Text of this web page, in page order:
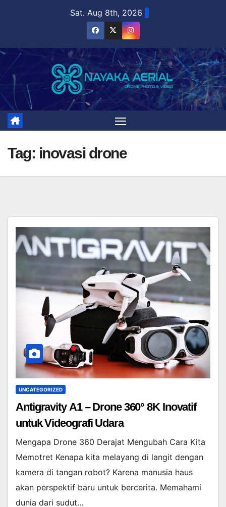
Sat. Aug 8th, 2026
Tag: inovasi drone
UNCATEGORIZED
Antigravity A1 – Drone 360° 8K Inovatif
untuk Videografi Udara
Mengapa Drone 360 Derajat Mengubah Cara Kita
Memotret Kenapa kita melayang di langit dengan
kamera di tangan robot? Karena manusia haus
akan perspektif baru untuk bercerita. Memahami
dunia dari sudut…